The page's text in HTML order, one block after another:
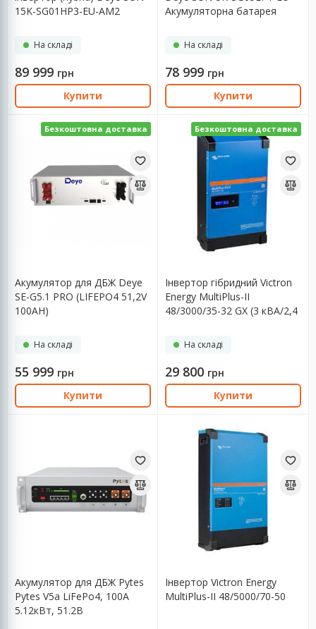
15K-SG01HP3-EU-AM2
На складі
89 999 грн
Купити
Aкумуляторна батарея
LV 51.2v 100AH 5.12kwh
На складі
78 999 грн
Купити
Безкоштовна доставка
Aкумулятор для ДБЖ Deye
SE-G5.1 PRO (LIFEPO4 51,2V
100AH)
На складі
55 999 грн
Купити
Безкоштовна доставка
Інвертор гібридний Victron
Energy MultiPlus-II
48/3000/35-32 GX (3 кВA/2,4
На складі
29 800 грн
Купити
Акумулятор для ДБЖ Pytes
Pytes V5a LiFePo4, 100A
5.12кВт, 51.2В
Інвертор Victron Energy
MultiPlus-II 48/5000/70-50